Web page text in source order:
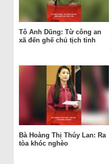
Tô Anh Dũng: Từ công an
xã đến ghế chủ tịch tỉnh
Bà Hoàng Thị Thúy Lan: Ra
tòa khóc nghèo